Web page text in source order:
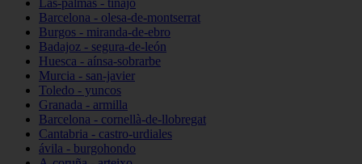
Las-palmas - tinajo
Barcelona - olesa-de-montserrat
Burgos - miranda-de-ebro
Badajoz - segura-de-león
Huesca - aínsa-sobrarbe
Murcia - san-javier
Toledo - yuncos
Granada - armilla
Barcelona - cornellà-de-llobregat
Cantabria - castro-urdiales
ávila - burgohondo